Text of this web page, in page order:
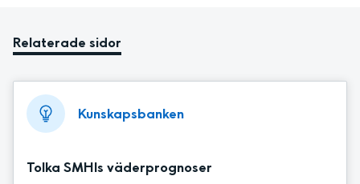
Relaterade sidor
Kunskapsbanken
Tolka SMHIs väderprognoser